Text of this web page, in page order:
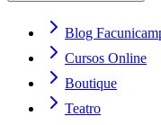
Blog
Cursos Online
Boutique
Teatro